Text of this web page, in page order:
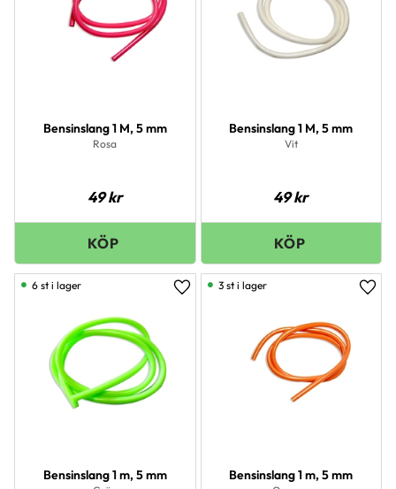
Bensinslang 1 M, 5 mm
Rosa
49kr
Bensinslang 1 M, 5 mm
Vit
49kr
Bensinslang 1 m, 5 mm
Lägg till i favoriter
6 st i lager
Bensinslang 1 m, 5 mm
3 st i lager